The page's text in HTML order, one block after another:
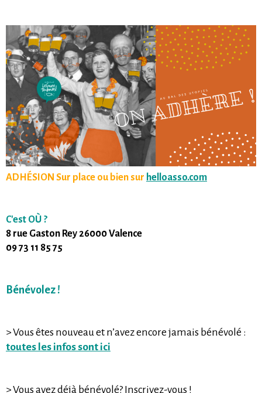
ADHÉSION Sur place ou bien sur helloasso.com
C'est OÙ ?
8 rue Gaston Rey 26000 Valence
09 73 11 85 75
Bénévolez !
> Vous êtes nouveau et n’avez encore jamais bénévolé :
toutes les infos sont ici
> Vous avez déjà bénévolé? Inscrivez-vous !